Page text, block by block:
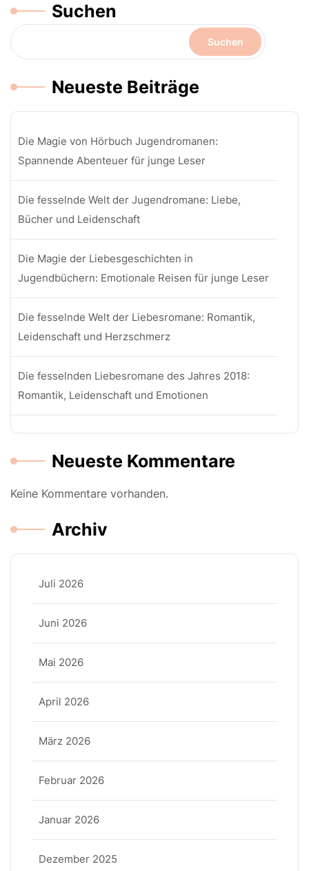
Suchen
Suchen
Neueste Beiträge
Die Magie von Hörbuch Jugendromanen:
Spannende Abenteuer für junge Leser
Die fesselnde Welt der Jugendromane: Liebe,
Bücher und Leidenschaft
Die Magie der Liebesgeschichten in
Jugendbüchern: Emotionale Reisen für junge Leser
Die fesselnde Welt der Liebesromane: Romantik,
Leidenschaft und Herzschmerz
Die fesselnden Liebesromane des Jahres 2018:
Romantik, Leidenschaft und Emotionen
Neueste Kommentare
Keine Kommentare vorhanden.
Archiv
Juli 2026
Juni 2026
Mai 2026
April 2026
März 2026
Februar 2026
Januar 2026
Dezember 2025